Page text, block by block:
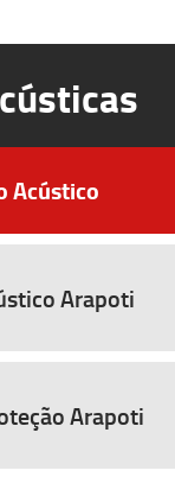
Acústico
Arapoti
Arapoti